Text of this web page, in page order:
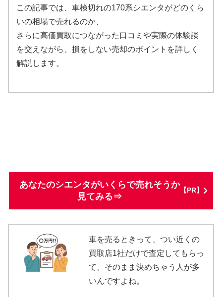
この記事では、車検切れの170系シエンタがどのくら
いの相場で売れるのか、
さらに高価買取につながった口コミや実際の体験談
を交えながら、損をしない売却のポイントを詳しく
解説します。
あなたのシエンタがいくらで売れそうか
見てみる⇒
【PR】
車を売るときって、つい近くの
買取店1社だけで査定してもらっ
て、そのまま決めちゃう人が多
いんですよね。